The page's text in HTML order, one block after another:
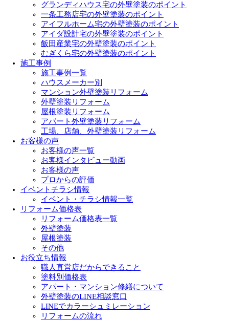
グランディハウス宅の外壁塗装のポイント
一条工務店宅の外壁塗装のポイント
アイフルホーム宅の外壁塗装のポイント
アイダ設計宅の外壁塗装のポイント
飯田産業宅の外壁塗装のポイント
むぎくら宅の外壁塗装のポイント
施工事例
施工事例一覧
ハウスメーカー別
マンション外壁塗装リフォーム
外壁塗装リフォーム
屋根塗装リフォーム
アパート外壁塗装リフォーム
工場、店舗、外壁塗装リフォーム
お客様の声
お客様の声一覧
お客様インタビュー動画
お客様の声
プロからの評価
イベントチラシ情報
イベント・チラシ情報一覧
リフォーム価格表
リフォーム価格表一覧
外壁塗装
屋根塗装
その他
お役立ち情報
職人直営店だからできること
塗料別価格表
アパート・マンション修繕について
外壁塗装のLINE相談窓口
LINEでカラーシュミレーション
リフォームの流れ